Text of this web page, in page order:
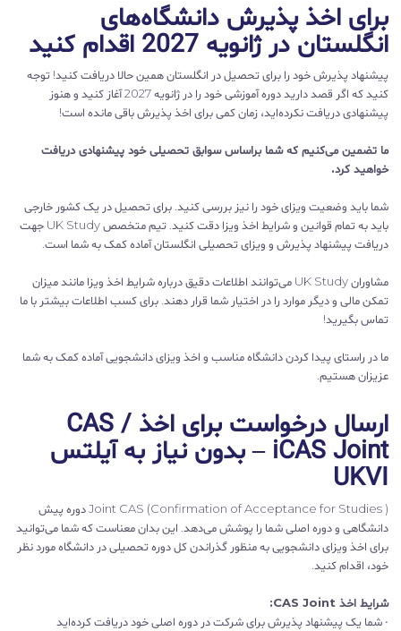
برای اخذ پذیرش دانشگاه‌های
انگلستان در ژانویه 2027 اقدام کنید
پیشنهاد پذیرش خود را برای تحصیل در انگلستان همین حالا دریافت کنید! توجه
کنید که اگر قصد دارید دوره آموزشی خود را در ژانویه 2027 آغاز کنید و هنوز
پیشنهادی دریافت نکرده‌اید، زمان کمی برای اخذ پذیرش باقی مانده است!
ما تضمین می‌کنیم که شما براساس سوابق تحصیلی خود پیشنهادی دریافت
خواهید کرد.
شما باید وضعیت ویزای خود را نیز بررسی کنید. برای تحصیل در یک کشور خارجی
باید به تمام قوانین و شرایط اخذ ویزا دقت کنید. تیم متخصص UK Study جهت
دریافت پیشنهاد پذیرش و ویزای تحصیلی انگلستان آماده کمک به شما است.
مشاوران UK Study می‌توانند اطلاعات دقیق درباره شرایط اخذ ویزا مانند میزان
تمکن مالی و دیگر موارد را در اختیار شما قرار دهند. برای کسب اطلاعات بیشتر با ما
تماس بگیرید!
ما در راستای پیدا کردن دانشگاه مناسب و اخذ ویزای دانشجویی آماده کمک به شما
عزیزان هستیم.
ارسال درخواست برای اخذ CAS /
iCAS Joint – بدون نیاز به آیلتس
UKVI
Joint CAS (Confirmation of Acceptance for Studies ) دوره پیش
دانشگاهی و دوره اصلی شما را پوشش می‌دهد. این بدان معناست که شما می‌توانید
برای اخذ ویزای دانشجویی به منظور گذراندن کل دوره تحصیلی در دانشگاه مورد نظر
خود، اقدام کنید.
شرایط اخذ CAS Joint:
• شما یک پیشنهاد پذیرش برای شرکت در دوره اصلی خود دریافت کرده‌اید